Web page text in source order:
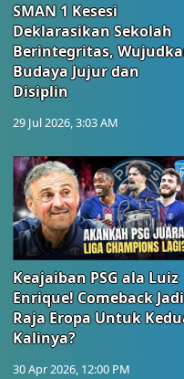
SMAN 1 Kesesi
Deklarasikan Sekolah
Berintegritas,
Budaya Jujur dan
Disiplin
29 Jul 2026, 3:03 AM
Keajaiban PSG ala Luiz
Enrique! Comeback Jadi
Raja Eropa Untuk
Kalinya?
30 Apr 2026, 12:00 PM